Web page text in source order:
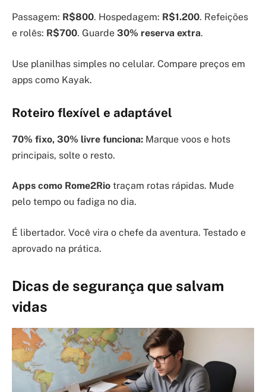
Passagem: R$800. Hospedagem: R$1.200. Refeições
e rolês: R$700. Guarde 30% reserva extra.
Use planilhas simples no celular. Compare preços em
apps como Kayak.
Roteiro flexível e adaptável
70% fixo, 30% livre funciona: Marque voos e hots
principais, solte o resto.
Apps como Rome2Rio traçam rotas rápidas. Mude
pelo tempo ou fadiga no dia.
É libertador. Você vira o chefe da aventura. Testado e
aprovado na prática.
Dicas de segurança que salvam
vidas